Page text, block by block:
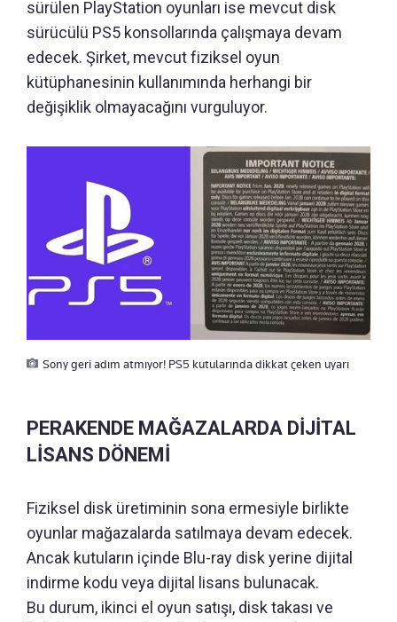
sürülen PlayStation oyunları ise mevcut disk
sürücülü PS5 konsollarında çalışmaya devam
edecek. Şirket, mevcut fiziksel oyun
kütüphanesinin kullanımında herhangi bir
değişiklik olmayacağını vurguluyor.
Sony geri adım atmıyor! PS5 kutularında dikkat çeken uyarı
PERAKENDE MAĞAZALARDA DİJİTAL
LİSANS DÖNEMİ
Fiziksel disk üretiminin sona ermesiyle birlikte
oyunlar mağazalarda satılmaya devam edecek.
Ancak kutuların içinde Blu-ray disk yerine dijital
indirme kodu veya dijital lisans bulunacak.
Bu durum, ikinci el oyun satışı, disk takası ve